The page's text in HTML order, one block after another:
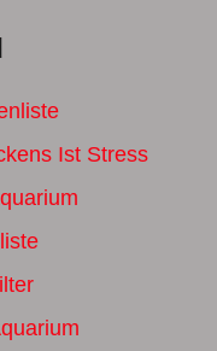
Ist Stress